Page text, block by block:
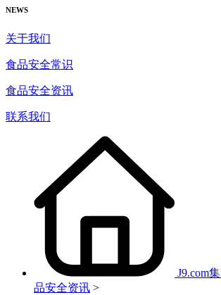
NEWS
关于我们
食品安全常识
食品安全资讯
联系我们
J9.com
品安全资讯 >